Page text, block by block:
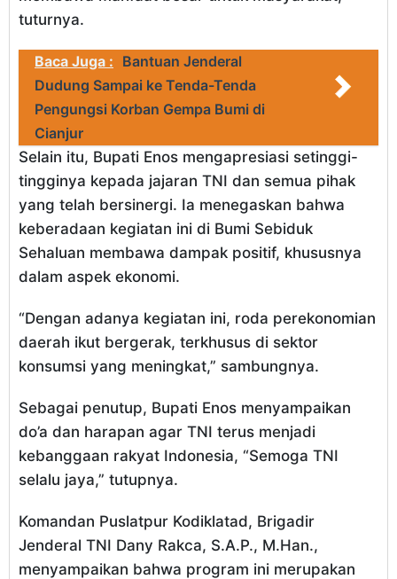
tuturnya.
Baca Juga : Bantuan Jenderal
Dudung Sampai ke Tenda-Tenda
Pengungsi Korban Gempa Bumi di
Cianjur
Selain itu, Bupati Enos mengapresiasi setinggi-
tingginya kepada jajaran TNI dan semua pihak
yang telah bersinergi. Ia menegaskan bahwa
keberadaan kegiatan ini di Bumi Sebiduk
Sehaluan membawa dampak positif, khususnya
dalam aspek ekonomi.
“Dengan adanya kegiatan ini, roda perekonomian
daerah ikut bergerak, terkhusus di sektor
konsumsi yang meningkat,” sambungnya.
Sebagai penutup, Bupati Enos menyampaikan
do’a dan harapan agar TNI terus menjadi
kebanggaan rakyat Indonesia, “Semoga TNI
selalu jaya,” tutupnya.
Komandan Puslatpur Kodiklatad, Brigadir
Jenderal TNI Dany Rakca, S.A.P., M.Han.,
menyampaikan bahwa program ini merupakan